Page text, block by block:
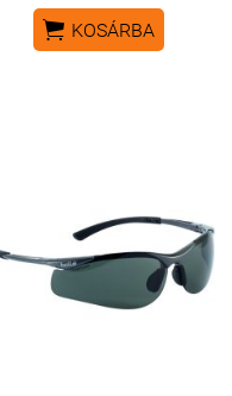
 KOSÁRBA